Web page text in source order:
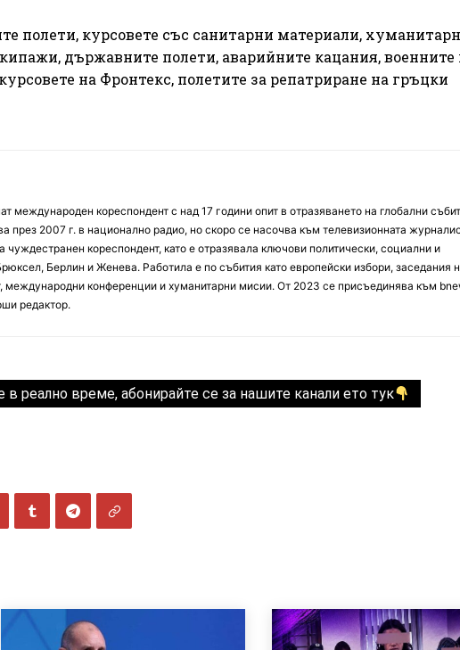
полети, курсовете със санитарни материали,
държавните полети, аварийните кацания, военните
на Фронтекс, полетите за репатриране на гръцки
международен кореспондент с над 17 години опит в отразяването на глобални
през 2007 г. в национално радио, но скоро се насочва към телевизионната
чуждестранен кореспондент, като е отразявала ключови политически, социални и
Берлин и Женева. Работила е по събития като европейски избори, заседания
международни конференции и хуманитарни мисии. От 2023 се присъединява към
редактор.
реално време, абонирайте се за нашите канали ето тук